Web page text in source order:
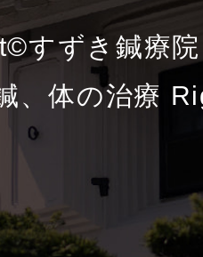
すずき鍼療
、体の治療